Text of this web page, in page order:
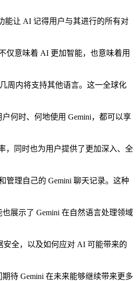
让 AI 记得用户与其进行的所有对
意味着 AI 更加智能，也意味着用
周内将支持其他语言。这一全球化
何时、何地使用 Gemini，都可以享
同时也为用户提供了更加深入、全
理自己的 Gemini 聊天记录。这种
展示了 Gemini 在自然语言处理领域
全，以及如何应对 AI 可能带来的
待 Gemini 在未来能够继续带来更多